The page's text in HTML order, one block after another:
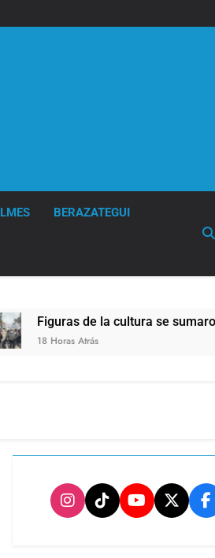
BERAZATEGUI
se sumaron a la marcha frente